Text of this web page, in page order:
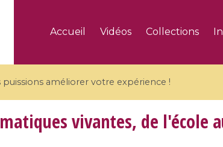
Accueil Vidéos Collections
améliorer votre expérience !
vivantes, de l'école